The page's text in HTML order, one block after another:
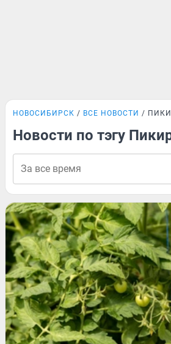
НОВОСИБИРСК ВСЕ НОВОСТИ
Новости по тэгу